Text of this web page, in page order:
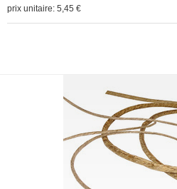
prix unitaire: 5,45 €